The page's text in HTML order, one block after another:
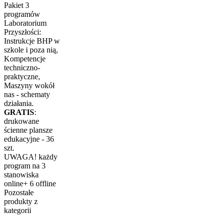
Pakiet 3
programów
Laboratorium
Przyszłości:
Instrukcje BHP w
szkole i poza nią,
Kompetencje
techniczno-
praktyczne,
Maszyny wokół
nas - schematy
działania.
GRATIS:
drukowane
ścienne plansze
edukacyjne - 36
szt.
UWAGA! każdy
program na 3
stanowiska
online+ 6 offline
Pozostałe
produkty z
kategorii